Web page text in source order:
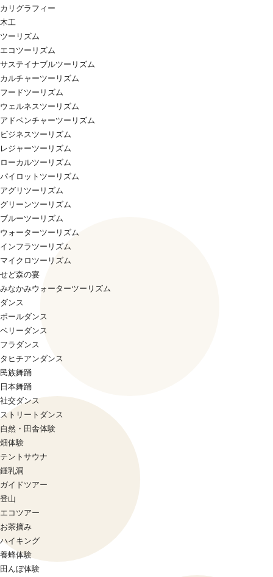
カリグラフィー
木工
ツーリズム
エコツーリズム
サステイナブルツーリズム
カルチャーツーリズム
フードツーリズム
ウェルネスツーリズム
アドベンチャーツーリズム
ビジネスツーリズム
レジャーツーリズム
ローカルツーリズム
パイロットツーリズム
アグリツーリズム
グリーンツーリズム
ブルーツーリズム
ウォーターツーリズム
インフラツーリズム
マイクロツーリズム
せど森の宴
みなかみウォーターツーリズム
ダンス
ポールダンス
ベリーダンス
フラダンス
タヒチアンダンス
民族舞踊
日本舞踊
社交ダンス
ストリートダンス
自然・田舎体験
畑体験
テントサウナ
鍾乳洞
ガイドツアー
登山
エコツアー
お茶摘み
ハイキング
養蜂体験
田んぼ体験